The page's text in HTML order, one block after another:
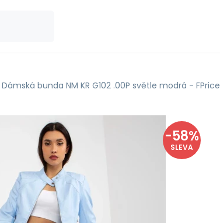
Dámská bunda NM KR G102 .00P světle modrá - FPrice
-58%
SLEVA